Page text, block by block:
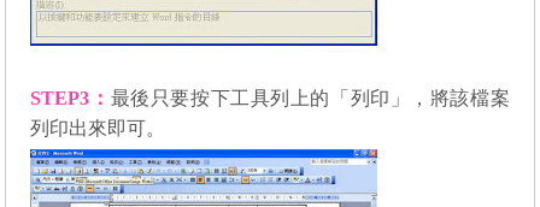
STEP3 ： 最後只要按下工具列上的「列印」，將該檔案
列印出來即可。